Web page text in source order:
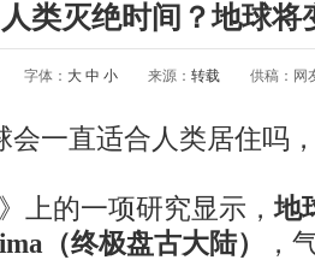
类灭绝时间？地球将
字体： 大 中 小 来源： 转载 供稿：网
会一直适合人类居住吗
上的一项研究显示，地
（终极盘古大陆）
，